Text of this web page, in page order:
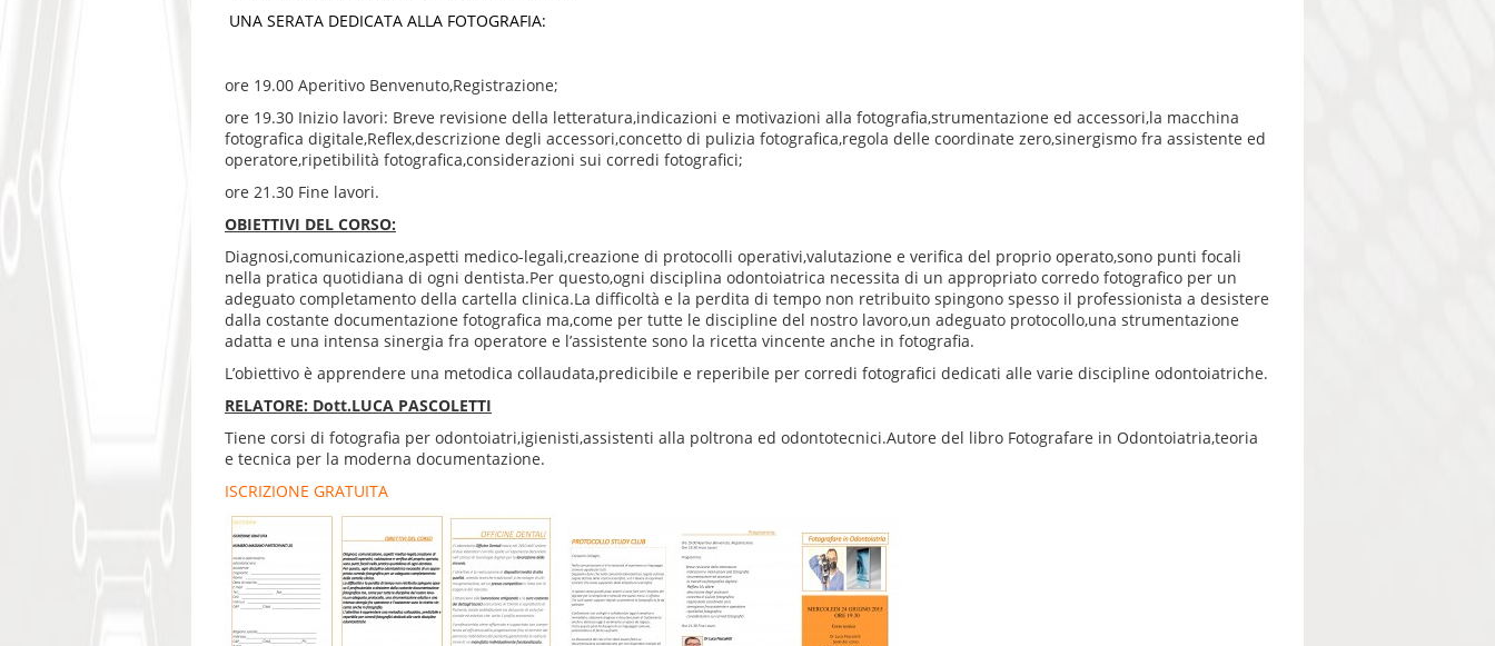
giugno
2015
presso
Officine
UNA SERATA DEDICATA ALLA FOTOGRAFIA:
ore 19.00 Aperitivo Benvenuto,Registrazione;
ore 19.30 Inizio lavori: Breve revisione della letteratura,indicazioni e motivazioni alla fotografia,strumentazione ed accessori,la macchina
fotografica digitale,Reflex,descrizione degli accessori,concetto di pulizia fotografica,regola delle coordinate zero,sinergismo fra assistente ed
operatore,ripetibilità fotografica,considerazioni sui corredi fotografici;
ore 21.30 Fine lavori.
OBIETTIVI DEL CORSO:
Diagnosi,comunicazione,aspetti medico-legali,creazione di protocolli operativi,valutazione e verifica del proprio operato,sono punti focali
nella pratica quotidiana di ogni dentista.Per questo,ogni disciplina odontoiatrica necessita di un appropriato corredo fotografico per un
adeguato completamento della cartella clinica.La difficoltà e la perdita di tempo non retribuito spingono spesso il professionista a desistere
dalla costante documentazione fotografica ma,come per tutte le discipline del nostro lavoro,un adeguato protocollo,una strumentazione
adatta e una intensa sinergia fra operatore e l’assistente sono la ricetta vincente anche in fotografia.
L’obiettivo è apprendere una metodica collaudata,predicibile e reperibile per corredi fotografici dedicati alle varie discipline odontoiatriche.
RELATORE: Dott.LUCA PASCOLETTI
Tiene corsi di fotografia per odontoiatri,igienisti,assistenti alla poltrona ed odontotecnici.Autore del libro Fotografare in Odontoiatria,teoria
e tecnica per la moderna documentazione.
ISCRIZIONE GRATUITA